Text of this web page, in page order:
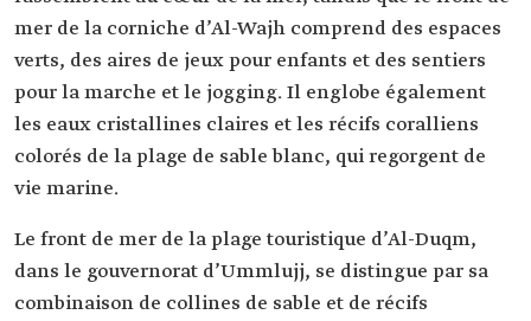
mer de la corniche d’Al-Wajh comprend des espaces
verts, des aires de jeux pour enfants et des sentiers
pour la marche et le jogging. Il englobe également
les eaux cristallines claires et les récifs coralliens
colorés de la plage de sable blanc, qui regorgent de
vie marine.
Le front de mer de la plage touristique d’Al-Duqm,
dans le gouvernorat d’Ummlujj, se distingue par sa
combinaison de collines de sable et de récifs